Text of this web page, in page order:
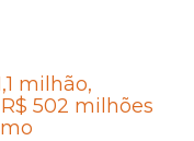
milhão,
502 milhões